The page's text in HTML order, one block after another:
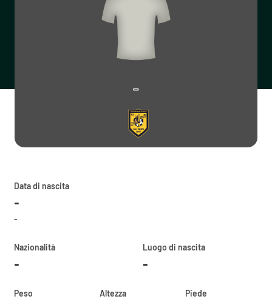
-
Data di nascita
-
-
Nazionalità
-
Luogo di nascita
-
Peso Altezza Piede